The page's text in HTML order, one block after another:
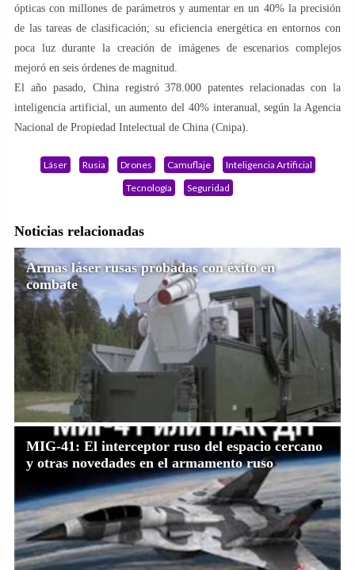
ópticas con millones de parámetros y aumentar en un 40% la precisión
de las tareas de clasificación; su eficiencia energética en entornos con
poca luz durante la creación de imágenes de escenarios complejos
mejoró en seis órdenes de magnitud.
El año pasado, China registró 378.000 patentes relacionadas con la
inteligencia artificial, un aumento del 40% interanual, según la Agencia
Nacional de Propiedad Intelectual de China (Cnipa).
Láser Rusia Drones Camuflaje
Inteligencia Artificial
Tecnología
Seguridad
Noticias relacionadas
Armas láser rusas probadas con éxito en
combate
MIG-41: El interceptor ruso del espacio cercano
y otras novedades en el armamento ruso